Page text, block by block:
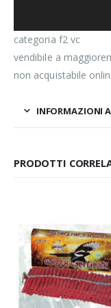
categoria f2 vc
vendibile a
non acquistabile
INFORMAZIONI
PRODOTTI